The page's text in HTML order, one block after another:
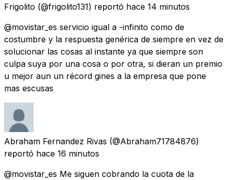
Frigolito (@frigolito131) reportó hace 14 minutos
@movistar_es servicio igual a -infinito como de
costumbre y la respuesta genérica de siempre en vez de
solucionar las cosas al instante ya que siempre son
culpa suya por una cosa o por otra, si dieran un premio
u mejor aun un récord gines a la empresa que pone
mas escusas
Abraham Fernandez Rivas (@Abraham71784876)
reportó hace 16 minutos
@movistar_es Me siguen cobrando la cuota de la